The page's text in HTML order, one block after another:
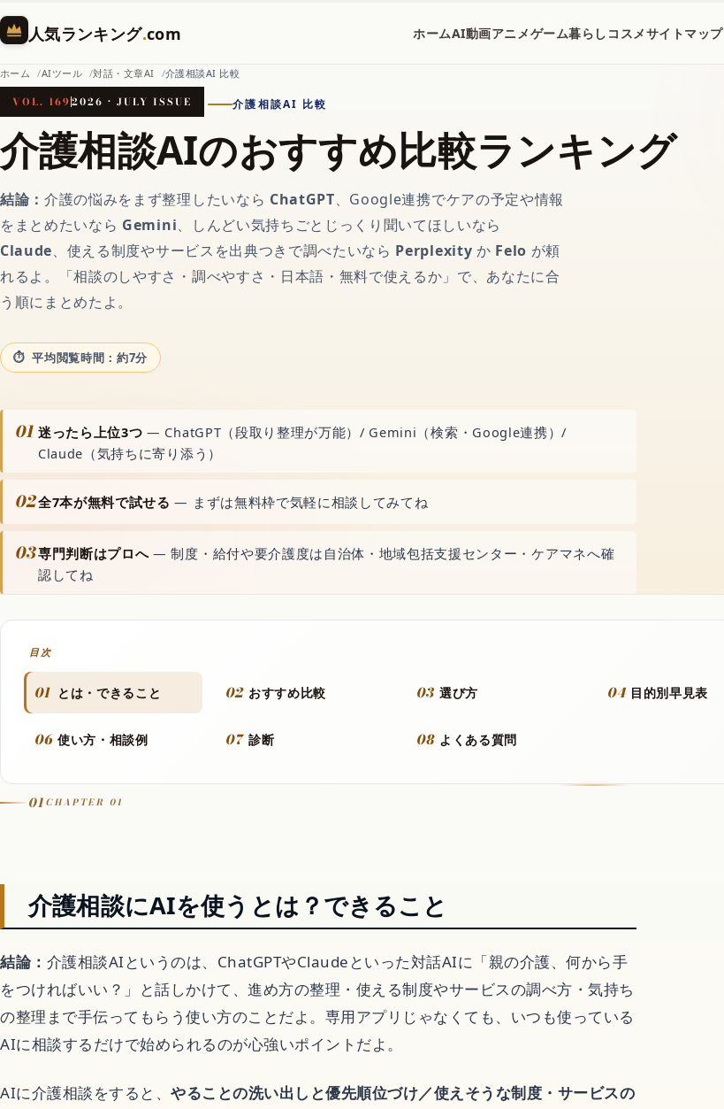
人気ランキング.com ホームAI動画アニメゲーム暮らし コスメサイトマップ
ホーム
AI（人工知能）
対話AIの記事一覧
フラッシュモブ
音楽カバー動画
アニメ
歴代アニメランキング
アニメ映画
ホーム AIツール 対話・文章AI 介護相談AI 比較
VOL. 1692026 · JULY ISSUE 介護相談AI 比較
介護相談AIのおすすめ比較ランキング
結論：介護の悩みをまず整理したいなら ChatGPT、Google連携でケアの予定や情報
をまとめたいなら Gemini、しんどい気持ちごとじっくり聞いてほしいなら
Claude、使える制度やサービスを出典つきで調べたいなら Perplexity か Felo が頼
れるよ。「相談のしやすさ・調べやすさ・日本語・無料で使えるか」で、あなたに合
う順にまとめたよ。
平均閲覧時間：約7分
01 迷ったら上位3つ — ChatGPT（段取り整理が万能）/ Gemini（検索・Google連携）/
Claude（気持ちに寄り添う）
02全7本が無料で試せる — まずは無料枠で気軽に相談してみてね
03専門判断はプロへ— 制度・給付や要介護度は自治体・地域包括支援センター・ケアマネへ確
認してね
目次
01 とは・できること 02 おすすめ比較 03 選び方 04 目的別早見表
06 使い方・相談例 07 診断 08 よくある質問
01CHAPTER 01
介護相談にAIを使うとは？できること
結論： 介護相談AIというのは、ChatGPTやClaudeといった対話AIに「親の介護、何から手
をつければいい？」と話しかけて、進め方の整理・使える制度やサービスの調べ方・気持ち
の整理まで手伝ってもらう使い方のことだよ。専用アプリじゃなくても、いつも使っている
AIに相談するだけで始められるのが心強いポイントだよ。
AIに介護相談をすると、やることの洗い出しと優先順位づけ／使えそうな制度・サービスの